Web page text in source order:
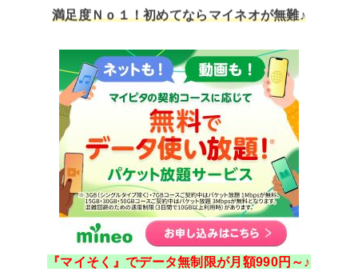
満足度Ｎｏ１！初めてならマイネオが無難♪
『マイそく』でデータ無制限が月額990円～♪